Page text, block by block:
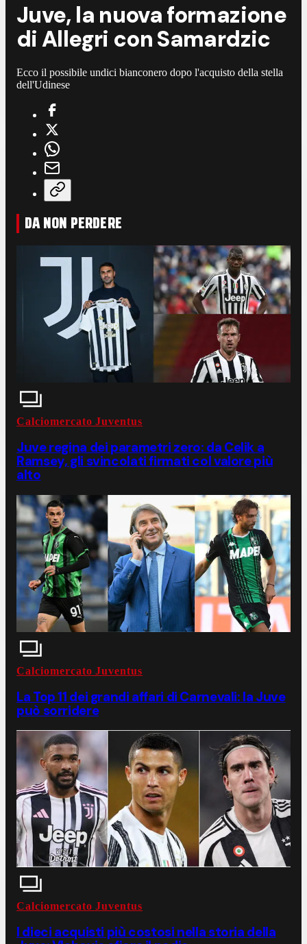
Juve, la nuova formazione
di Allegri con Samardzic
Ecco il possibile undici bianconero dopo l'acquisto della stella
dell'Udinese
DA NON PERDERE
Calciomercato Juventus
Juve regina dei parametri zero: da Celik a
Ramsey, gli svincolati firmati col valore più
alto
Calciomercato Juventus
La Top 11 dei grandi affari di Carnevali: la Juve
può sorridere
Calciomercato Juventus
I dieci acquisti più costosi nella storia della